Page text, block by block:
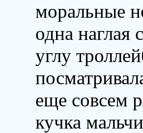
моральные
одна наглая
углу
еще совсем
кучка